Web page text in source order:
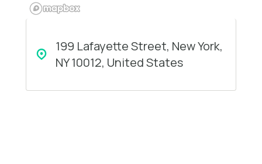
199 Lafayette Street, New York,
NY 10012, United States